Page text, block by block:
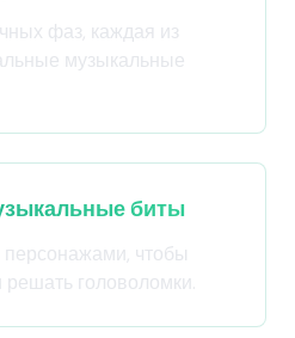
фаз, каждая из
музыкальные
биты
персонажами, чтобы
головоломки.